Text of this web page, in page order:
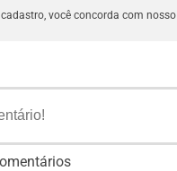
você concorda com nosso